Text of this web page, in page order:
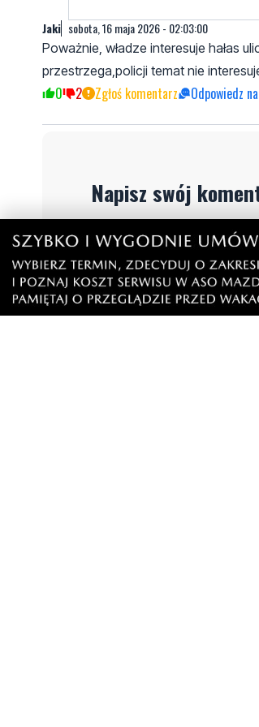
Jaki sobota, 16 maja 2026 - 02:03:00
Poważnie, władze interesuje hałas
przestrzega,policji temat nie
0 2 Zgłoś komentarz Odpowiedz
Napisz swój
Nie hejtuj, pisz kulturalnie i
"zgłoś nadużycie".
Imię / Podpis